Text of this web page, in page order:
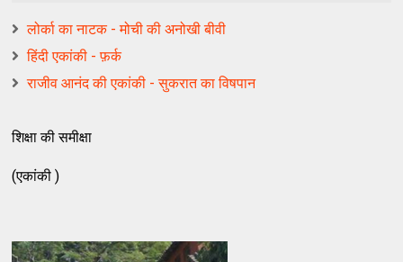
लोर्का का नाटक - मोची की अनोखी बीवी
हिंदी एकांकी - फ़र्क
राजीव आनंद की एकांकी - सुकरात का विषपान
शिक्षा की समीक्षा
(एकांकी )